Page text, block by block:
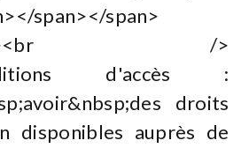
span></span>
em><br />
d'accès :
droits
disponibles auprès de